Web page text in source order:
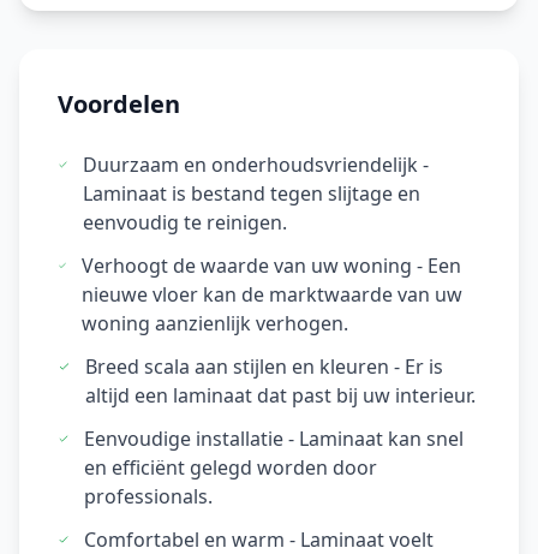
Voordelen
Duurzaam en onderhoudsvriendelijk -
Laminaat is bestand tegen slijtage en
eenvoudig te reinigen.
Verhoogt de waarde van uw woning - Een
nieuwe vloer kan de marktwaarde van uw
woning aanzienlijk verhogen.
Breed scala aan stijlen en kleuren - Er is
altijd een laminaat dat past bij uw interieur.
Eenvoudige installatie - Laminaat kan snel
en efficiënt gelegd worden door
professionals.
Comfortabel en warm - Laminaat voelt